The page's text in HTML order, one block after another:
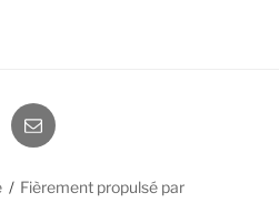
E-
mail
Fièrement propulsé par